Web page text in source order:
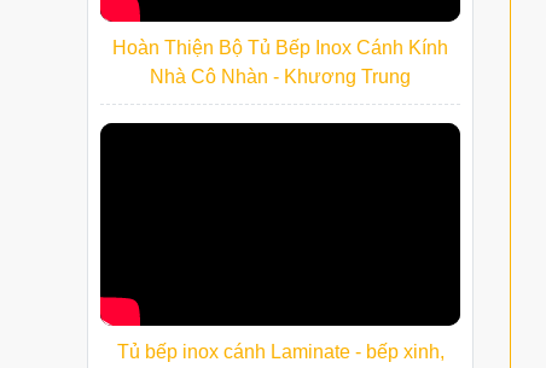
Hoàn Thiện Bộ Tủ Bếp Inox Cánh Kính
Nhà Cô Nhàn - Khương Trung
Tủ bếp inox cánh Laminate - bếp xinh,